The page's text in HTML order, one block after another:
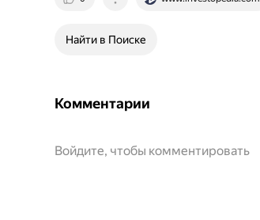
Найти в Поиске
Комментарии
Войдите, чтобы комментировать